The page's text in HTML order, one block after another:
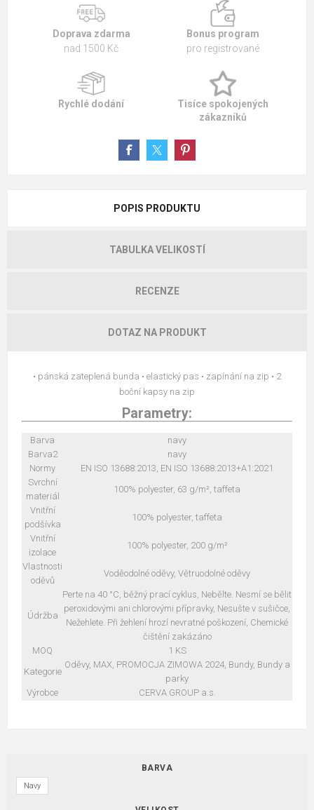
Doprava zdarma
nad 1500 Kč
Bonus program
pro registrované
Rychlé dodání
Tisíce spokojených
zákazníků
POPIS PRODUKTU
TABULKA VELIKOSTÍ
RECENZE
DOTAZ NA PRODUKT
• pánská zateplená bunda • elastický pas • zapínání na zip • 2
boční kapsy na zip
Parametry:
Barva
navy
Barva2
navy
Normy
EN ISO 13688:2013, EN ISO 13688:2013+A1:2021
Svrchní
materiál
100% polyester, 63 g/m², taffeta
Vnitřní
podšívka
100% polyester, taffeta
Vnitřní
izolace
100% polyester, 200 g/m²
Vlastnosti
oděvů
Voděodolné oděvy, Větruodolné oděvy
Údržba
Perte na 40 °C, běžný prací cyklus, Nebělte. Nesmí se bělit
peroxidovými ani chlorovými přípravky, Nesušte v sušičce,
Nežehlete. Při žehlení hrozí nevratné poškození, Chemické
čištění zakázáno
MOQ
1 KS
Kategorie
Oděvy, MAX, PROMOCJA ZIMOWA 2024, Bundy, Bundy a
parky
Výrobce
CERVA GROUP a.s.
BARVA
Navy